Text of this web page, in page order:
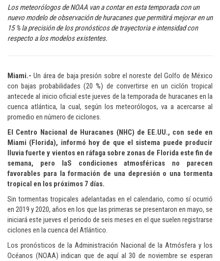
Los meteorólogos de NOAA van a contar en esta temporada con un
nuevo modelo de observación de huracanes que permitirá mejorar en un
15 % la precisión de los pronósticos de trayectoria e intensidad con
respecto a los modelos existentes.
Miami.- Un área de baja presión sobre el noreste del Golfo de México
con bajas probabilidades (20 %) de convertirse en un ciclón tropical
antecede al inicio oficial este jueves de la temporada de huracanes en la
cuenca atlántica, la cual, según los meteorólogos, va a acercarse al
promedio en número de ciclones.
El Centro Nacional de Huracanes (NHC) de EE.UU., con sede en
Miami (Florida), informó hoy de que el sistema puede producir
lluvia fuerte y vientos en ráfaga sobre zonas de Florida este fin de
semana, pero laS condiciones atmosféricas no parecen
favorables para la formación de una depresión o una tormenta
tropical en los próximos 7 días.
Sin tormentas tropicales adelantadas en el calendario, como sí ocurrió
en 2019 y 2020, años en los que las primeras se presentaron en mayo, se
iniciará este jueves el periodo de seis meses en el que suelen registrarse
ciclones en la cuenca del Atlántico.
Los pronósticos de la Administración Nacional de la Atmósfera y los
Océanos (NOAA) indican que de aquí al 30 de noviembre se esperan